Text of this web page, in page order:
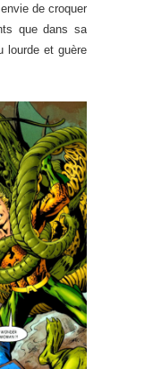
de croquer
que dans sa
lourde et guère